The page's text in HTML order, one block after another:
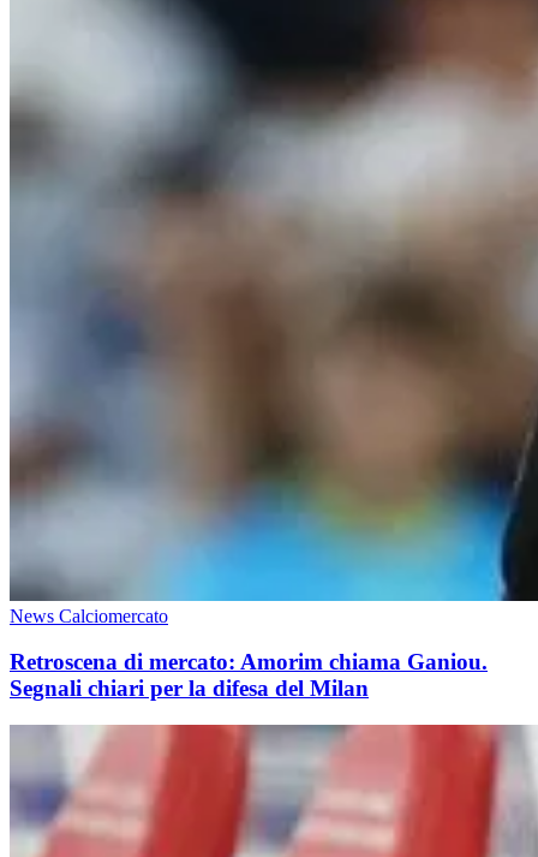
News Calciomercato
Retroscena di mercato: Amorim chiama Ganiou.
Segnali chiari per la difesa del Milan